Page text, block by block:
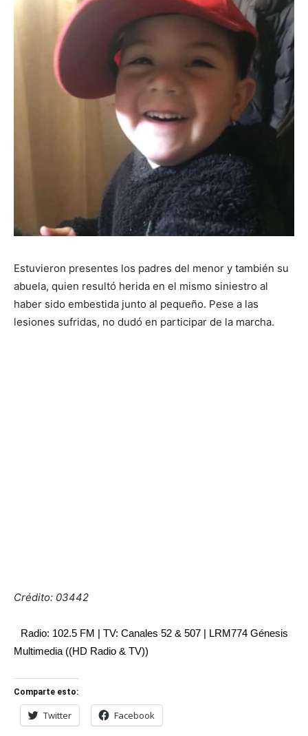
Estuvieron presentes los padres del menor y también su
abuela, quien resultó herida en el mismo siniestro al
haber sido embestida junto al pequeño. Pese a las
lesiones sufridas, no dudó en participar de la marcha.
Crédito: 03442
Radio: 102.5 FM | TV: Canales 52 & 507 | LRM774 Génesis
Multimedia ((HD Radio & TV))
Comparte esto:
Twitter Facebook